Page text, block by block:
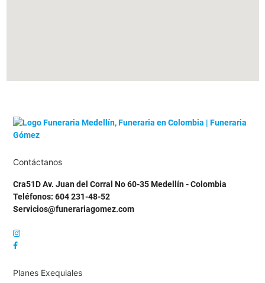
Contáctanos
Cra51D Av. Juan del Corral No 60-35 Medellín - Colombia
Teléfonos: 604 231-48-52
Servicios@funerariagomez.com
Planes Exequiales